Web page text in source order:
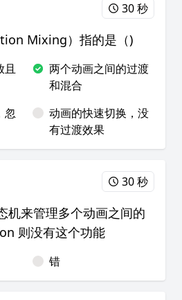
30 秒
Mixing）指的是（)
且
两个动画之间的过渡
和混合
忽
动画的快速切换，没
有过渡效果
30 秒
来管理多个动画之间的
则没有这个功能
错